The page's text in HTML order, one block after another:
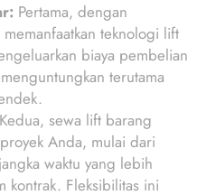
Pertama, dengan
teknologi lift
biaya pembelian
terutama
Kedua, sewa lift barang
Anda, mulai dari
waktu yang lebih
kontrak. Fleksibilitas ini